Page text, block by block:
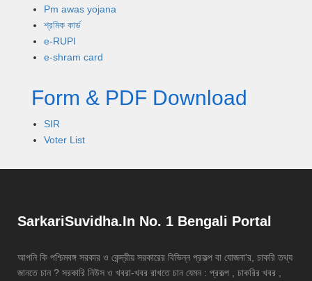
Pm awas yojana
শ্রমিক কার্ড
e-RUPI
e-shram card
Form & PDF Download
SIR
Voter List
SarkariSuvidha.In No. 1 Bengali Portal
আপনি কি পশ্চিমবঙ্গ সরকার ও কেন্দ্রীয় সরকারের বিভিন্ন প্রকল্প বা যোজনা'র, চাকরি তথ্য
জানতে চান ? সরকারি নিউস ও খবরা-খবর রাখতে চান যেমন : প্রকল্প , চাকরির খবর ,